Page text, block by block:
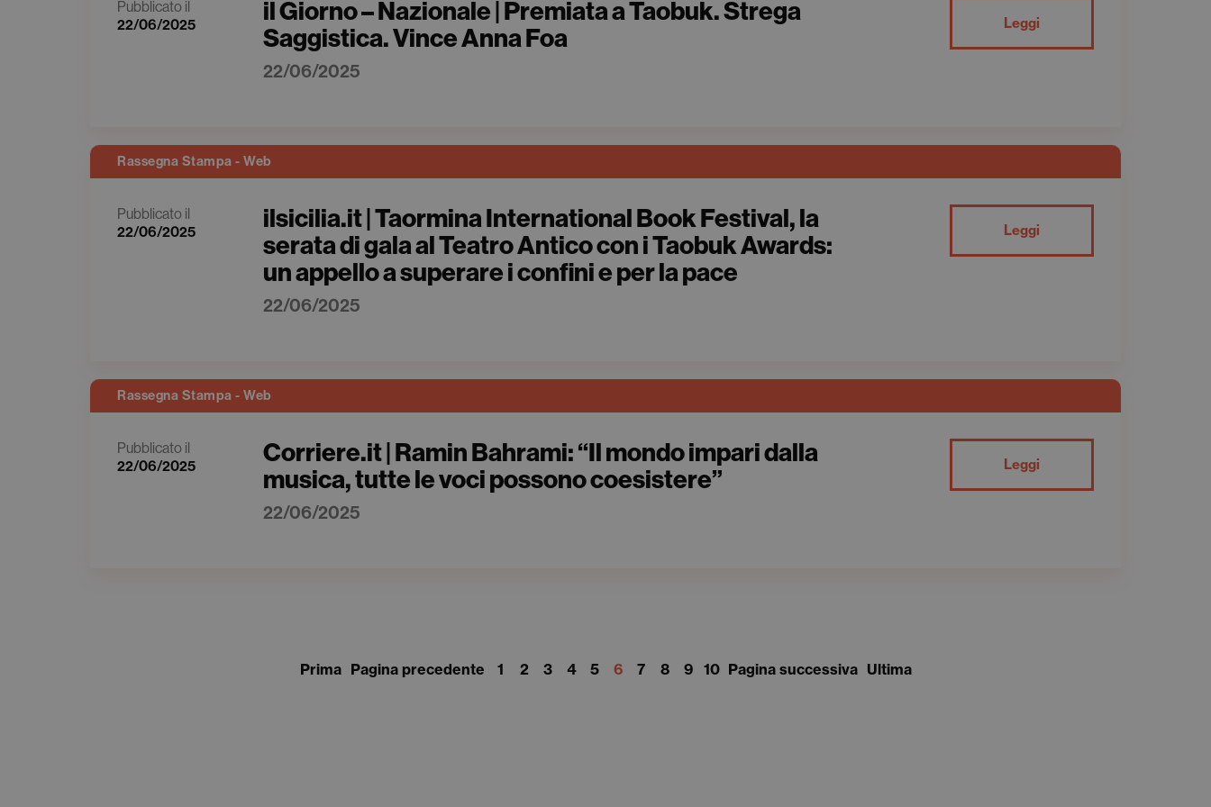
Pubblicato il
22/06/2025
il Giorno – Nazionale | Premiata a Taobuk. Strega
Saggistica. Vince Anna Foa
22/06/2025
Leggi
Rassegna Stampa - Web
Pubblicato il
22/06/2025
ilsicilia.it | Taormina International Book Festival, la
serata di gala al Teatro Antico con i Taobuk Awards:
un appello a superare i confini e per la pace
22/06/2025
Leggi
Rassegna Stampa - Web
Pubblicato il
22/06/2025
Corriere.it | Ramin Bahrami: “Il mondo impari dalla
musica, tutte le voci possono coesistere”
22/06/2025
Leggi
Prima Pagina precedente 1 2 3 4 5 6 7 8 9 10 Pagina successiva Ultima